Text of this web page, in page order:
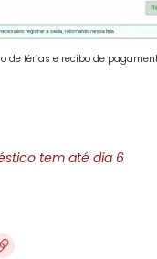
de férias e recibo de
tem até dia 6